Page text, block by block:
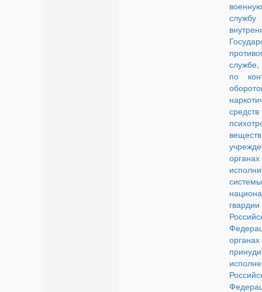
службу
по
органах
гвардии
органах